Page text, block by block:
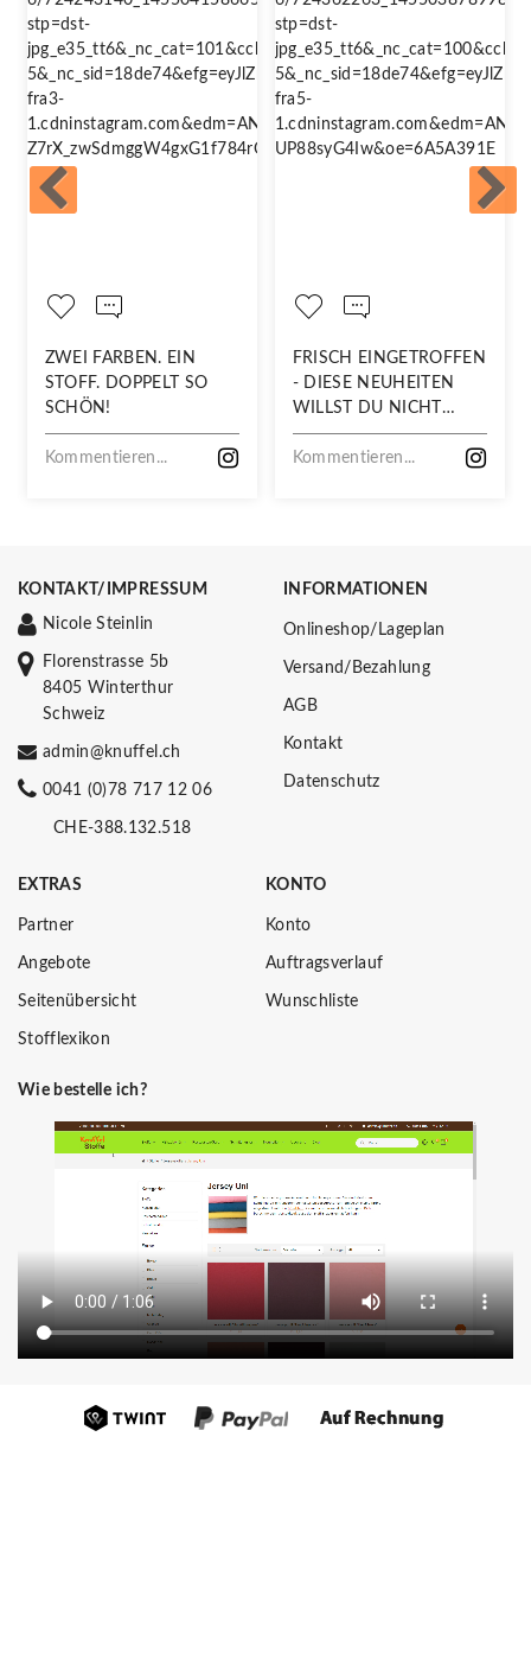
ZWEI FARBEN. EIN
STOFF. DOPPELT SO
SCHÖN!
Kommentieren...
FRISCH EINGETROFFEN
- DIESE NEUHEITEN
WILLST DU NICHT
VERPASSEN!
Kommentieren...
KONTAKT/IMPRESSUM
Nicole Steinlin
Florenstrasse 5b
8405 Winterthur
Schweiz
admin@knuffel.ch
0041 (0)78 717 12 06
CHE-388.132.518
INFORMATIONEN
Onlineshop/Lageplan
Versand/Bezahlung
AGB
Kontakt
Datenschutz
EXTRAS
Partner
Angebote
Seitenübersicht
Stofflexikon
KONTO
Konto
Auftragsverlauf
Wunschliste
Wie bestelle ich?